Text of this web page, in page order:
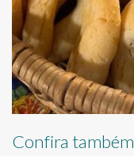
Confira também